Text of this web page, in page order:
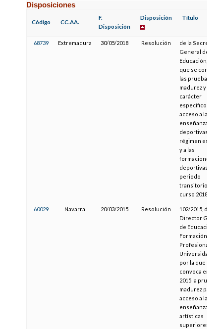
Disposiciones
Código CC.AA.
F.
Disposición
Disposición Título
68739 Extremadura 30/05/2018 Resolución
de la Secretaría
General de
Educación, por
que se
las pruebas de
madurez y de
carácter
específico para
acceso a las
enseñanzas
deportivas de
régimen
y a las
formaciones
deportivas en
periodo
transitorio, para
curso 2018/2019
60029 Navarra 20/03/2015 Resolución
102/2015, del
Director
de Educación,
Formación
Profesional y
Universidades,
por la que se
convoca en el
2015 la prueba
madurez para el
acceso a las
enseñanzas
artísticas
superiores